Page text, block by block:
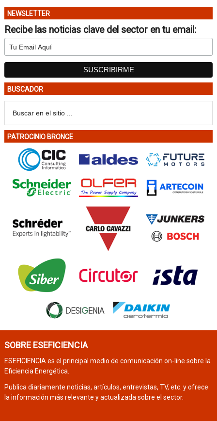
NEWSLETTER
Recibe las noticias clave del sector en tu email:
BUSCADOR
PATROCINIO BRONCE
SOBRE ESEFICIENCIA
ESEFICIENCIA es el principal medio de comunicación on-line sobre la
Eficiencia Energética.
Publica diariamente noticias, artículos, entrevistas, TV, etc. y ofrece
la información más relevante y actualizada sobre el sector.